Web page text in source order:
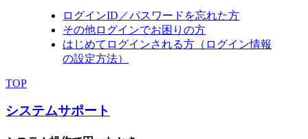
ログインID／パスワードを忘れた方
その他ログインでお困りの方
はじめてログインされる方（ログイン情報
の設定方法）
TOP
システムサポート